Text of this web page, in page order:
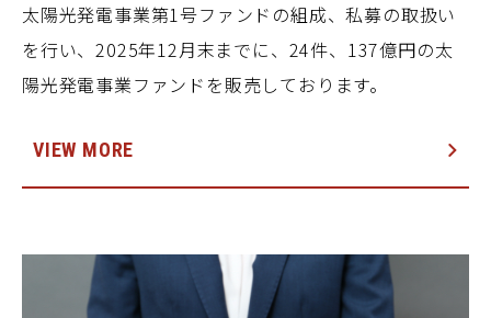
太陽光発電事業第1号ファンドの組成、私募の取扱い
を行い、2025年12月末までに、24件、137億円の太
陽光発電事業ファンドを販売しております。
VIEW MORE